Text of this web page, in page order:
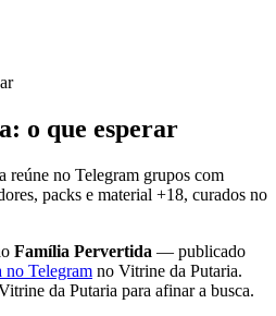
o que esperar
reúne no Telegram grupos com
packs e material +18, curados no
Família Pervertida — publicado
no Telegram no Vitrine da Putaria.
da Putaria para afinar a busca.